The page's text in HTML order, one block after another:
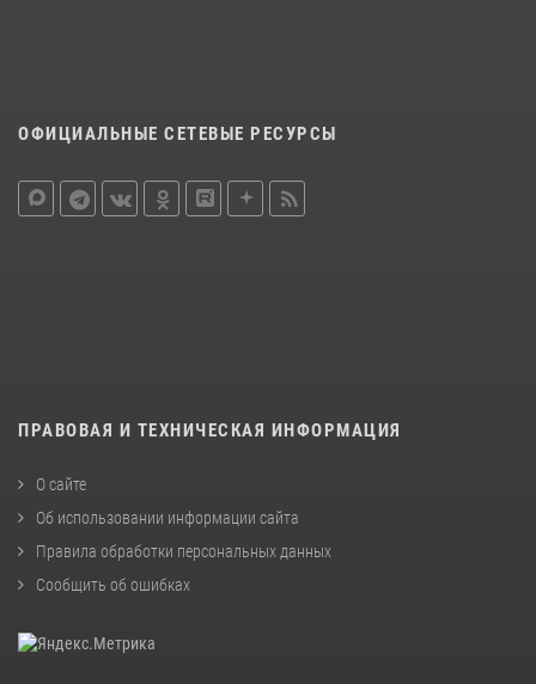
ОФИЦИАЛЬНЫЕ СЕТЕВЫЕ РЕСУРСЫ
ПРАВОВАЯ И ТЕХНИЧЕСКАЯ ИНФОРМАЦИЯ
О сайте
Об использовании информации сайта
Правила обработки персональных данных
Сообщить об ошибках